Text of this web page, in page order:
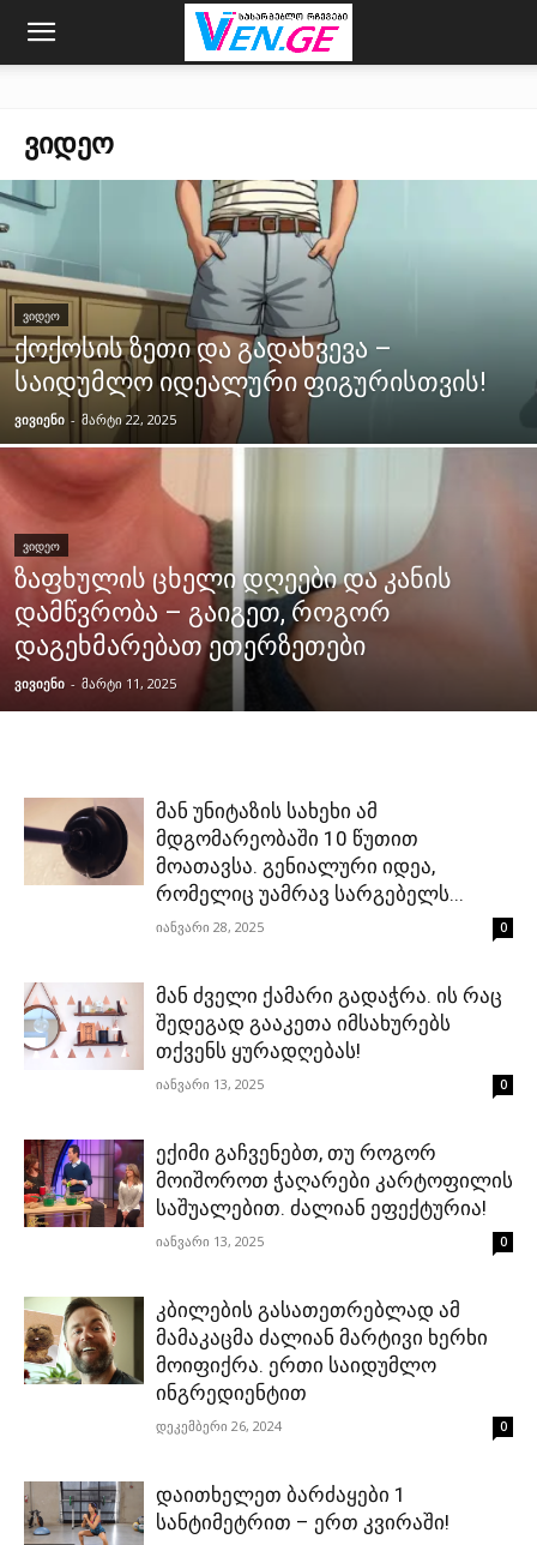
ᲕᲘᲓᲔᲝ
ᲕᲘᲓᲔᲝ
ქოქოსის ზეთი და გადახვევა –
საიდუმლო იდეალური ფიგურისთვის!
ვივიენი - მარტი 22, 2025
ᲕᲘᲓᲔᲝ
ზაფხულის ცხელი დღეები და კანის
დამწვრობა – გაიგეთ, როგორ
დაგეხმარებათ ეთერზეთები
ვივიენი - მარტი 11, 2025
მან უნიტაზის სახეხი ამ
მდგომარეობაში 10 წუთით
მოათავსა. გენიალური იდეა,
რომელიც უამრავ სარგებელს...
იანვარი 28, 2025 0
მან ძველი ქამარი გადაჭრა. ის რაც
შედეგად გააკეთა იმსახურებს
თქვენს ყურადღებას!
იანვარი 13, 2025 0
ექიმი გაჩვენებთ, თუ როგორ
მოიშოროთ ჭაღარები კარტოფილის
საშუალებით. ძალიან ეფექტურია!
იანვარი 13, 2025 0
კბილების გასათეთრებლად ამ
მამაკაცმა ძალიან მარტივი ხერხი
მოიფიქრა. ერთი საიდუმლო
ინგრედიენტით
დეკემბერი 26, 2024 0
დაითხელეთ ბარძაყები 1
სანტიმეტრით – ერთ კვირაში!